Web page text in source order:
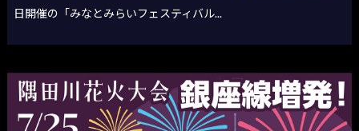
日開催の「みなとみらいフェスティバル...